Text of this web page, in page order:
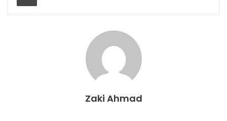
Zaki Ahmad